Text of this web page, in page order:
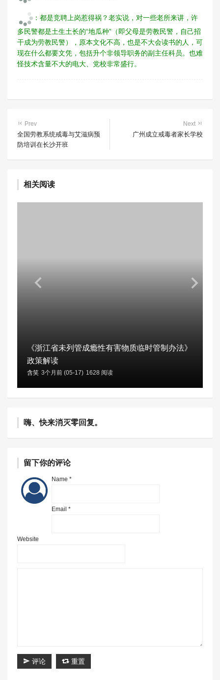
：都是竞聘上岗惹得祸？老实说，对一些老所来讲，许
多民警都是土生土长的“地瓜种”（即父母是劳教民警，自己招
干成为劳教民警），原本文化不高，也是不大会读书的人，可
现在什么都要文凭，包括升个非领导职务的副主任科员。也难
怪技术含量不大的电大、党校非常盛行。
Prev
全国劳教系统戒毒与艾滋病预
防培训在长沙开班
Next
广州成立戒毒者家长学校
相关阅读
《浙江省未列管成瘾性有害物质临时管制办法》
政策解读
含笑 3个月前 (05-17) 1628 阅读
嗨、快来消灭零回复。
留下你的评论
Name *
Email *
Website
评论 重置